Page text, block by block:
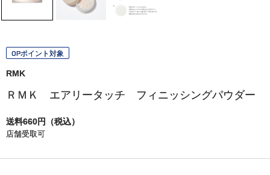
OPポイント対象
RMK
ＲＭＫ エアリータッチ フィニッシングパウダー
送料660円（税込）
店舗受取可